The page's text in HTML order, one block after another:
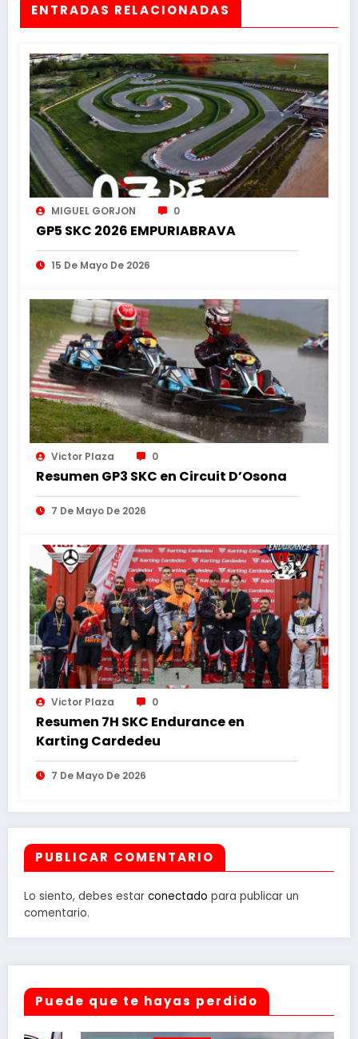
ENTRADAS RELACIONADAS
MIGUEL GORJON 0
GP5 SKC 2026 EMPURIABRAVA
15 De Mayo De 2026
Victor Plaza 0
Resumen GP3 SKC en Circuit D’Osona
7 De Mayo De 2026
Victor Plaza 0
Resumen 7H SKC Endurance en
Karting Cardedeu
7 De Mayo De 2026
PUBLICAR COMENTARIO
Lo siento, debes estar conectado para publicar un
comentario.
Puede que te hayas perdido